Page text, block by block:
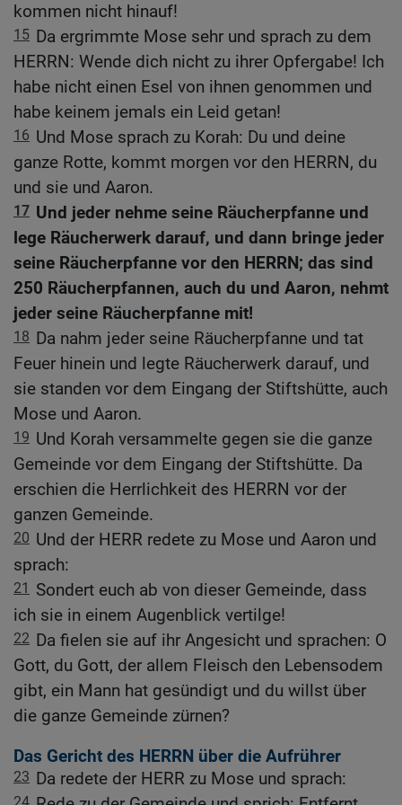
kommen nicht hinauf!
15 Da ergrimmte Mose sehr und sprach zu dem
HERRN: Wende dich nicht zu ihrer Opfergabe! Ich
habe nicht einen Esel von ihnen genommen und
habe keinem jemals ein Leid getan!
16 Und Mose sprach zu Korah: Du und deine
ganze Rotte, kommt morgen vor den HERRN, du
und sie und Aaron.
17 Und jeder nehme seine Räucherpfanne und
lege Räucherwerk darauf, und dann bringe jeder
seine Räucherpfanne vor den HERRN; das sind
250 Räucherpfannen, auch du und Aaron, nehmt
jeder seine Räucherpfanne mit!
18 Da nahm jeder seine Räucherpfanne und tat
Feuer hinein und legte Räucherwerk darauf, und
sie standen vor dem Eingang der Stiftshütte, auch
Mose und Aaron.
19 Und Korah versammelte gegen sie die ganze
Gemeinde vor dem Eingang der Stiftshütte. Da
erschien die Herrlichkeit des HERRN vor der
ganzen Gemeinde.
20 Und der HERR redete zu Mose und Aaron und
sprach:
21
Sondert euch ab von dieser Gemeinde, dass
ich sie in einem Augenblick vertilge!
22 Da fielen sie auf ihr Angesicht und sprachen: O
Gott, du Gott, der allem Fleisch den Lebensodem
gibt, ein Mann hat gesündigt und du willst über
die ganze Gemeinde zürnen?
Das Gericht des HERRN über die Aufrührer
23 Da redete der HERR zu Mose und sprach: